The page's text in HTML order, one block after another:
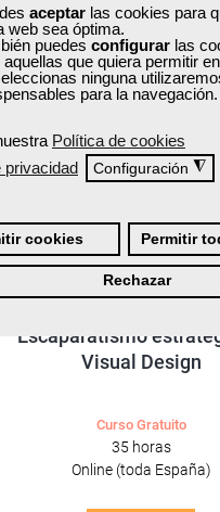
aceptar las cookies para
web sea óptima.
puedes configurar las
aquellas que quiera permitir
ninguna
para la navegación.
Política de cookies
privacidad
Configuración ◮
cookies Permitir
Rechazar
ONLINE
Formación 100%
subvencionada.
Para desempleados,
trabajadores y autónomos.
Escaparatismo
Visual Design
Curso Gratuito
35 horas
Online (toda España)